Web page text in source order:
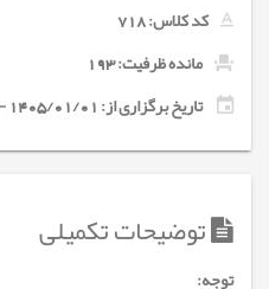
کد کلاس:718
مانده ظرفیت: 193
تاریخ برگزاری از: 1405/01/01 - 1405/12/29
توضیحات تکمیلی
توجه: